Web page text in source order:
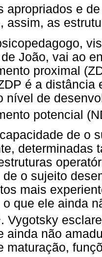
apropriados e
assim, as
João, vai ao
proximal
é a
nível de
potencial
de o
determinadas
o sujeito
mais
o que ele ainda
. Vygotsky
ainda não
maturação,